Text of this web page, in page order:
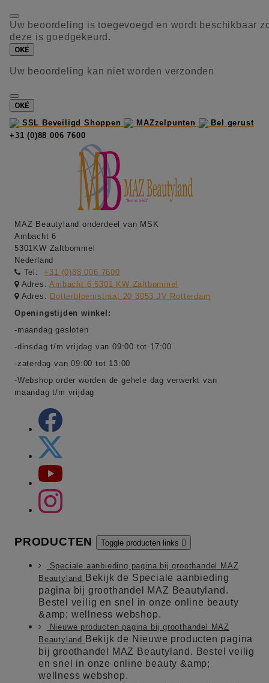
Uw beoordeling is toegevoegd en wordt beschikbaar
deze is goedgekeurd.
OKÉ
Uw beoordeling kan niet worden verzonden
OKÉ
SSL Beveiligd Shoppen
MAZzelpunten
Bel gerust
+31 (0)88 006 7600
MAZ Beautyland onderdeel van MSK
Ambacht 6
5301KW Zaltbommel
Nederland
Tel:
+31 (0)88 006 7600
Adres:Ambacht 6 5301 KW Zaltbommel
Adres: Dotterbloemstraat 20 3053 JV Rotterdam
Openingstijden winkel:
-maandag gesloten
-dinsdag t/m vrijdag van 09:00 tot 17:00
-zaterdag van 09:00 tot 13:00
-Webshop order worden de gehele dag verwerkt van
maandag t/m vrijdag
PRODUCTEN Toggle producten links 
Speciale aanbieding pagina bij groothandel MAZ
Beautyland
Bekijk de Speciale aanbieding
pagina bij groothandel MAZ Beautyland.
Bestel veilig en snel in onze online beauty
&amp; wellness webshop.
Nieuwe producten pagina bij groothandel MAZ
Beautyland
Bekijk de Nieuwe producten pagina
bij groothandel MAZ Beautyland. Bestel veilig
en snel in onze online beauty &amp;
wellness webshop.